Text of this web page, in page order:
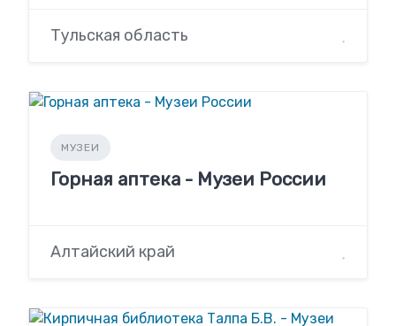
Тульская область
МУЗЕИ
Горная аптека - Музеи России
Алтайский край